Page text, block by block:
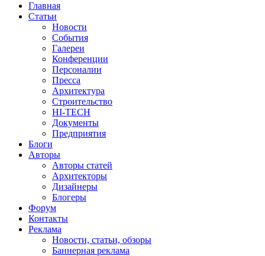
Главная
Статьи
Новости
События
Галереи
Конференции
Персоналии
Пресса
Архитектура
Строительство
HI-TECH
Документы
Предприятия
Блоги
Авторы
Авторы статей
Архитекторы
Дизайнеры
Блогеры
Форум
Контакты
Реклама
Новости, статьи, обзоры
Баннерная реклама